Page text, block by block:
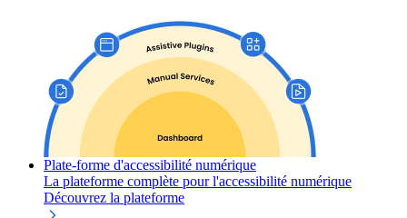
Plate-forme d'accessibilité numérique
La plateforme complète pour l'accessibilité numérique
Découvrez la plateforme